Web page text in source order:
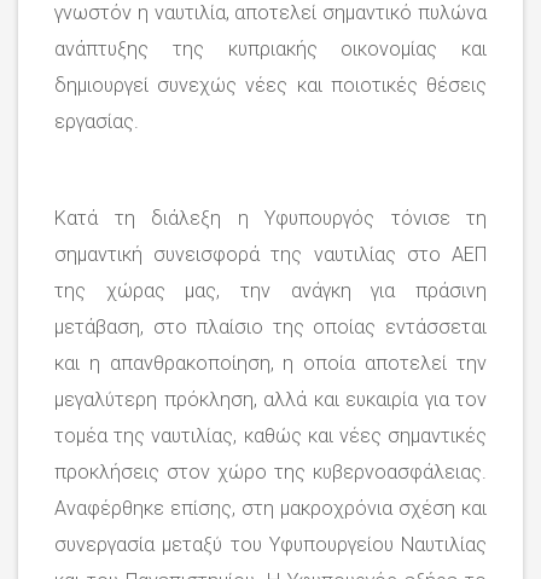
γνωστόν η ναυτιλία, αποτελεί σημαντικό πυλώνα
ανάπτυξης της κυπριακής οικονομίας και
δημιουργεί συνεχώς νέες και ποιοτικές θέσεις
εργασίας.
Κατά τη διάλεξη η Υφυπουργός τόνισε τη
σημαντική συνεισφορά της ναυτιλίας στο ΑΕΠ
της χώρας μας, την ανάγκη για πράσινη
μετάβαση, στο πλαίσιο της οποίας εντάσσεται
και η απανθρακοποίηση, η οποία αποτελεί την
μεγαλύτερη πρόκληση, αλλά και ευκαιρία για τον
τομέα της ναυτιλίας, καθώς και νέες σημαντικές
προκλήσεις στον χώρο της κυβερνοασφάλειας.
Αναφέρθηκε επίσης, στη μακροχρόνια σχέση και
συνεργασία μεταξύ του Υφυπουργείου Ναυτιλίας